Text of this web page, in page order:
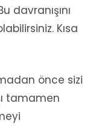
davranışını
Kısa
önce sizi
tamamen